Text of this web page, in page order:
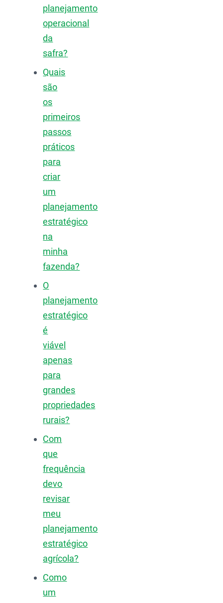
planejamento
operacional
da
safra?
Quais
são
os
primeiros
passos
práticos
para
criar
um
planejamento
estratégico
na
minha
fazenda?
O
planejamento
estratégico
é
viável
apenas
para
grandes
propriedades
rurais?
Com
que
frequência
devo
revisar
meu
planejamento
estratégico
agrícola?
Como
um